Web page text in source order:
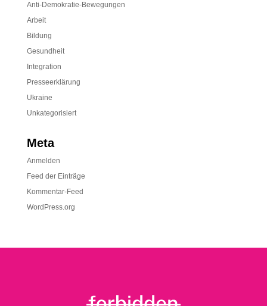
Anti-Demokratie-Bewegungen
Arbeit
Bildung
Gesundheit
Integration
Presseerklärung
Ukraine
Unkategorisiert
Meta
Anmelden
Feed der Einträge
Kommentar-Feed
WordPress.org